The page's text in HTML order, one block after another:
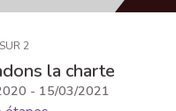
2
la charte
- 15/03/2021